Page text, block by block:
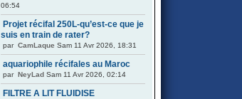
06:54
Projet récifal 250L-qu’est-ce que je
suis en train de rater?
par CamLaque Sam 11 Avr 2026, 18:31
aquariophile récifales au Maroc
par NeyLad Sam 11 Avr 2026, 02:14
FILTRE A LIT FLUIDISE